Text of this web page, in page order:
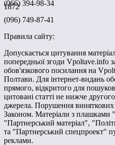
1872
(066) 394-98-34
(096) 749-87-41
Правила сайту:
Допускається цитування
попередньої згоди Vpoltave.info
обов'язкового посилання на
Полтави. Для інтернет-видань
прямого, відкритого для
цитовані статті не нижче
джерела. Порушення виняткових
Законом. Матеріали з
"Партнерський матеріал",
та "Партнерський спецпроект"
реклами.